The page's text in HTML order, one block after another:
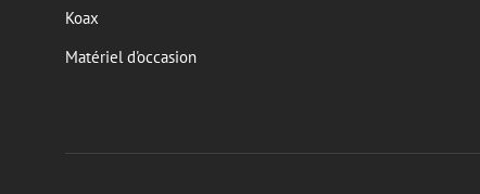
Koax
Matériel d'occasion